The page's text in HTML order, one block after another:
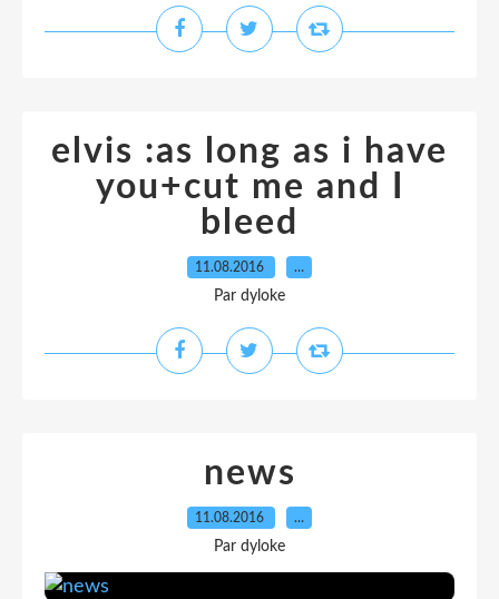
elvis :as long as i have
you+cut me and I
bleed
11.08.2016 …
Par dyloke
news
11.08.2016 …
Par dyloke